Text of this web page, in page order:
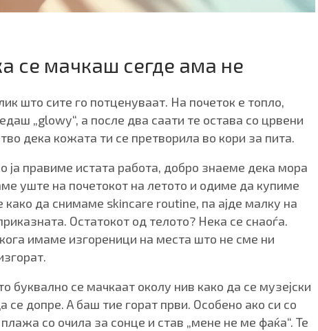
се мачкаш сегде ама не
што сите го потценуваат. На почеток е топло,
„glowy“, а после два саати те остава со црвени
дека кожата ти се претворила во кори за пита.
ја правиме истата работа, добро знаеме дека мора
уште на почетокот на летото и одиме да купиме
како да снимаме skincare routine, па ајде малку на
Остатокот од телото? Нека се снаоѓа.
имаме изгореници на места што не сме ни
буквално се мачкаат околу нив како да се музејски
се допре. А баш тие горат први. Особено ако си со
со очила за сонце и став „мене не ме фаќа“. Те